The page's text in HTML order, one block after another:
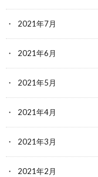
2021年7月
2021年6月
2021年5月
2021年4月
2021年3月
2021年2月